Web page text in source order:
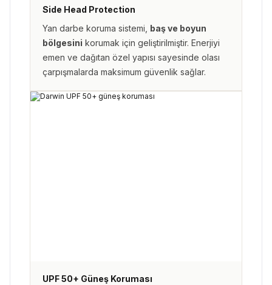
Side Head Protection
Yan darbe koruma sistemi, baş ve boyun
bölgesini korumak için geliştirilmiştir. Enerjiyi
emen ve dağıtan özel yapısı sayesinde olası
çarpışmalarda maksimum güvenlik sağlar.
UPF 50+ Güneş Koruması